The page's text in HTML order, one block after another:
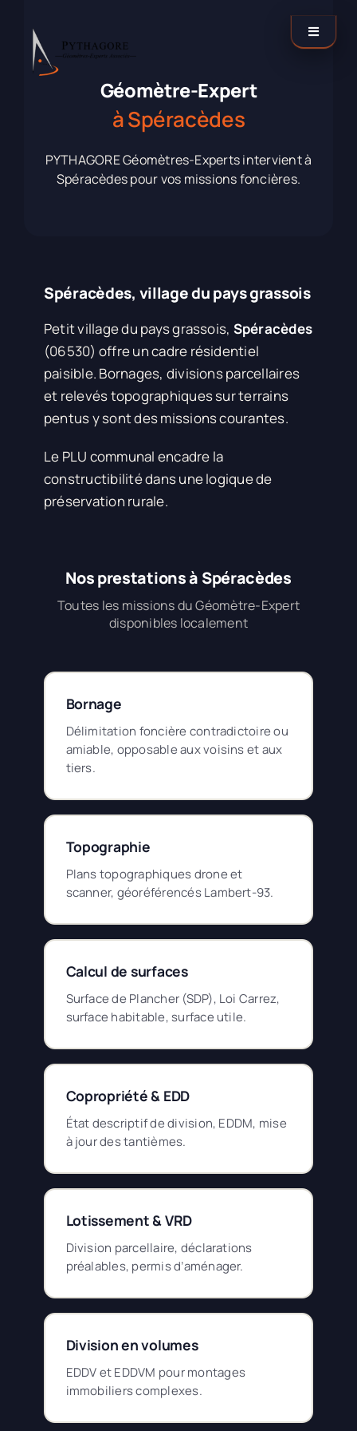
contenu
Toggle
Géomètre-Expert
à Spéracèdes
PYTHAGORE Géomètres-Experts intervient à
Spéracèdes pour vos missions foncières.
Spéracèdes, village du pays grassois
Petit village du pays grassois, Spéracèdes
(06530) offre un cadre résidentiel
paisible. Bornages, divisions parcellaires
et relevés topographiques sur terrains
pentus y sont des missions courantes.
Le PLU communal encadre la
constructibilité dans une logique de
préservation rurale.
Nos prestations à Spéracèdes
Toutes les missions du Géomètre-Expert
disponibles localement
Bornage
Délimitation foncière contradictoire ou
amiable, opposable aux voisins et aux
tiers.
Topographie
Plans topographiques drone et
scanner, géoréférencés Lambert-93.
Calcul de surfaces
Surface de Plancher (SDP), Loi Carrez,
surface habitable, surface utile.
Copropriété & EDD
État descriptif de division, EDDM, mise
à jour des tantièmes.
Lotissement & VRD
Division parcellaire, déclarations
préalables, permis d’aménager.
Division en volumes
EDDV et EDDVM pour montages
immobiliers complexes.